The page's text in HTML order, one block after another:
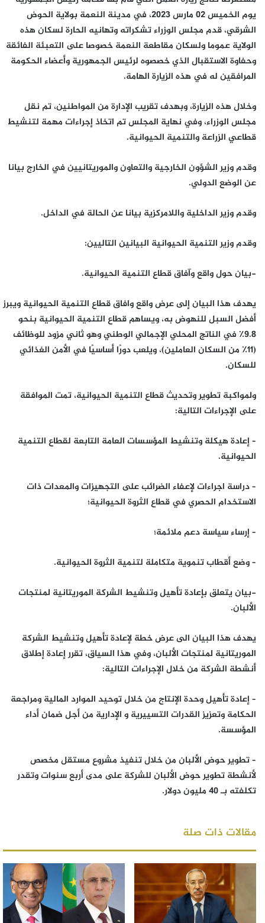
يوم الخميس 02 مارس 2023، في مدينة النعمة بولاية الحوض
الشرقي، قدم مجلس الوزراء تشكراته وتهانيه الحارة لسكان هذه
الولاية عموما ولسكان مقاطعة النعمة خصوصا على التعبئة الفائقة
وحفاوة الاستقبال الذي خصصوه لرئيس الجمهورية وأعضاء الحكومة
المرافقين له في هذه الزيارة الهامة.
وخلال هذه الزيارة، وبهدف تقريب الإدارة من المواطنين، تم نقل
مجلس الوزراء، وفي نهاية المجلس تم اتخاذ إجراءات مهمة لتنشيط
قطاعي الزراعة والتنمية الحيوانية.
وقدم وزير الشؤون الخارجية والتعاون والموريتانيين في الخارج بيانا
عن الوضع الدولي.
وقدم وزير الداخلية واللامركزية بيانا عن الحالة في الداخل.
وقدم وزير التنمية الحيوانية البيانين التاليين:
-بيان حول واقع وآفاق قطاع التنمية الحيوانية.
يهدف هذا البيان إلى عرض واقع وافاق قطاع التنمية الحيوانية ويبرز
أفضل السبل للنهوض به، ويساهم قطاع التنمية الحيوانية بنحو
9.8٪ في الناتج المحلي الإجمالي الوطني وهو ثاني مزود للوظائف
(11٪ من السكان العاملين)، ويلعب دورًا أساسيًا في الأمن الغذائي
للسكان.
ولمواكبة تطوير وتحديث قطاع التنمية الحيوانية، تمت الموافقة
على الإجراءات التالية:
– إعادة هيكلة وتنشيط المؤسسات العامة التابعة لقطاع التنمية
الحيوانية.
– دراسة اجراءات لإعفاء الضرائب على التجهيزات والمعدات ذات
الاستخدام الحصري في قطاع الثروة الحيوانية؛
– إرساء سياسة دعم ملائمة؛
– وضع أقطاب تنموية متكاملة لتنمية الثروة الحيوانية.
-بيان يتعلق بإعادة تأهيل وتنشيط الشركة الموريتانية لمنتجات
الألبان.
يهدف هذا البيان الى عرض خطة لإعادة تأهيل وتنشيط الشركة
الموريتانية لمنتجات الألبان، وفي هذا السياق، تقرر إعادة إطلاق
أنشطة الشركة من خلال الإجراءات التالية:
– إعادة تأهيل وحدة الإنتاج من خلال توحيد الموارد المالية ومراجعة
الحكامة وتعزيز القدرات التسييرية و الإدارية من أجل ضمان أداء
المؤسسة.
– تطوير حوض الألبان من خلال تنفيذ مشروع مستقل مخصص
لأنشطة تطوير حوض الألبان للشركة على مدى أربع سنوات وتقدر
تكلفته بـ 40 مليون دولار.
مقالات ذات صلة